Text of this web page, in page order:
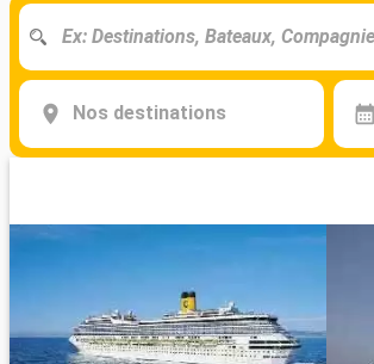
Nos destinations